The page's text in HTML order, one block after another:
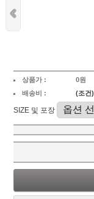
상품가 :
0원
배송비 :
(조건)
SIZE 및 포장